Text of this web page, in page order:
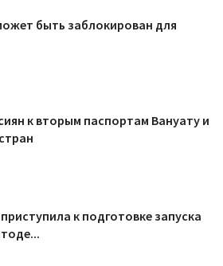
быть заблокирован для
к вторым паспортам Вануату и
к подготовке запуска